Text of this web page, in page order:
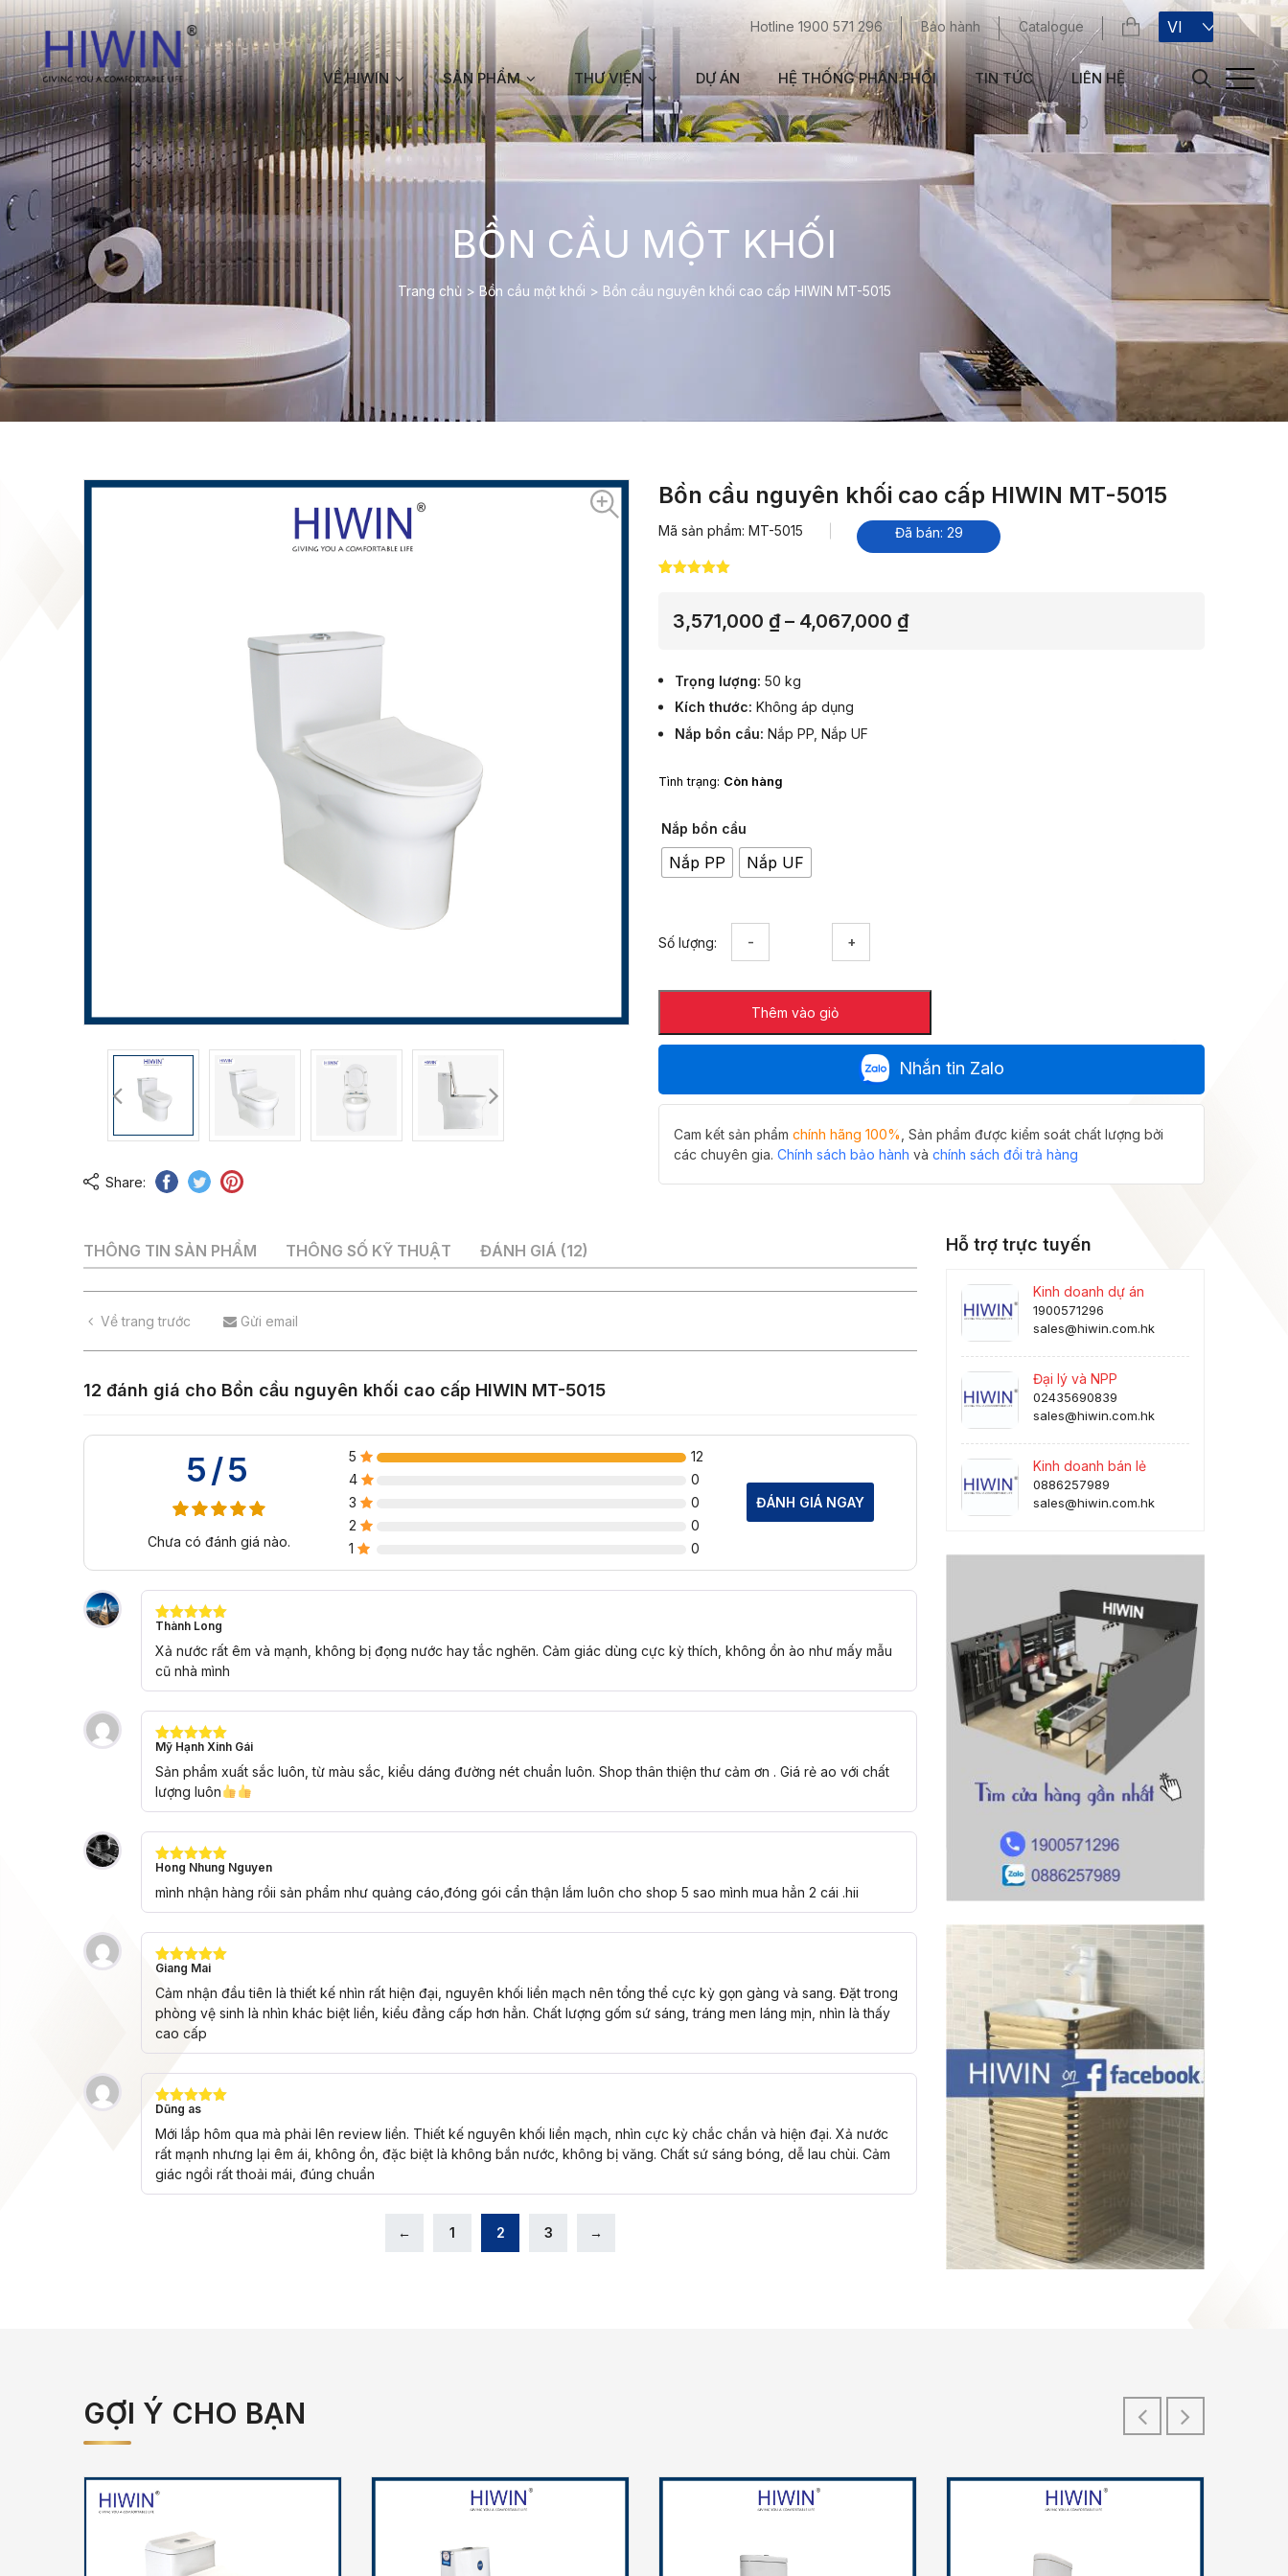
Hotline 1900 571 296 Bảo hành Catalogue VI
VỀ HIWIN SẢN PHẨM THƯ VIỆN DỰ ÁN HỆ THỐNG PHÂN PHỐI TIN TỨC LIÊN HỆ
BỒN CẦU MỘT KHỐI
Trang chủ > Bồn cầu một khối > Bồn cầu nguyên khối cao cấp HIWIN MT-5015
Share:
Bồn cầu nguyên khối cao cấp HIWIN MT-5015
Mã sản phẩm: MT-5015 Đã bán: 29
đánh giá
3,571,000 ₫ – 4,067,000 ₫Khoảng
Trọng lượng 50 kg
Kích thước Không áp dụng
Nắp bồn cầu Nắp PP, Nắp UF
Tình trạng: Còn hàng
Nắp bồn cầu
Nắp PP Nắp UF
Số lượng:
khối
cao
cấp
5015
lượng
Thêm vào giỏ
Nhắn tin Zalo
Cam kết sản phẩm chính hãng 100% , Sản phẩm được kiểm soát chất lượng bởi
các chuyên gia. Chính sách bảo hành và chính sách đổi trả hàng
THÔNG TIN SẢN PHẨM THÔNG SỐ KỸ THUẬT ĐÁNH GIÁ (12)
Về trang trước Gửi email
12 đánh giá cho Bồn cầu nguyên khối cao cấp HIWIN MT-5015
5/5
Chưa có đánh giá nào.
5
12
4
0
3
0
2
0
1
0
ĐÁNH GIÁ NGAY
Được xếp
hạng
5 5
sao
Thành Long
Xả nước rất êm và mạnh, không bị đọng nước hay tắc nghẽn. Cảm giác dùng cực kỳ thích, không ồn ào như mấy mẫu
cũ nhà mình
Được xếp
hạng
5 5
sao
Mỹ Hạnh Xinh Gái
Sản phẩm xuất sắc luôn, từ màu sắc, kiểu dáng đường nét chuẩn luôn. Shop thân thiện thư cảm ơn . Giá rẻ ao với chất
lượng luôn
Được xếp
hạng
5
sao
Hong Nhung Nguyen
mình nhận hàng rồii sản phẩm như quảng cáo,đóng gói cẩn thận lắm luôn cho shop 5 sao mình mua hẳn 2 cái .hii
Được xếp
hạng
5
sao
Giang Mai
Cảm nhận đầu tiên là thiết kế nhìn rất hiện đại, nguyên khối liền mạch nên tổng thể cực kỳ gọn gàng và sang. Đặt trong
phòng vệ sinh là nhìn khác biệt liền, kiểu đẳng cấp hơn hẳn. Chất lượng gốm sứ sáng, tráng men láng mịn, nhìn là thấy
cao cấp
Được xếp
hạng5
5
sao
Dũng as
Mới lắp hôm qua mà phải lên review liền. Thiết kế nguyên khối liền mạch, nhìn cực kỳ chắc chắn và hiện đại. Xả nước
rất mạnh nhưng lại êm ái, không ồn, đặc biệt là không bắn nước, không bị văng. Chất sứ sáng bóng, dễ lau chùi. Cảm
giác ngồi rất thoải mái, đúng chuẩn
← 1 2 3 →
Hỗ trợ trực tuyến
Kinh doanh dự án
1900571296
sales@hiwin.com.hk
Đại lý và NPP
02435690839
sales@hiwin.com.hk
Kinh doanh bán lẻ
0886257989
sales@hiwin.com.hk
GỢI Ý CHO BẠN